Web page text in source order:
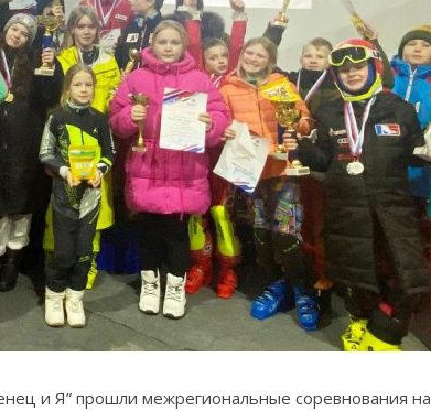
и Я” прошли межрегиональные соревнования на